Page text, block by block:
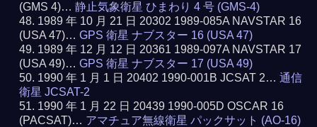
(GMS 4)…静止気象衛星 ひまわり 4 号 (GMS-4)
1989 年 10 月 21 日 20302 1989-085A NAVSTAR 16
(USA 47)…GPS 衛星 ナブスター 16 (USA 47)
1989 年 12 月 12 日 20361 1989-097A NAVSTAR 17
(USA 49)…GPS 衛星 ナブスター 17 (USA 49)
1990 年 1 月 1 日 20402 1990-001B JCSAT 2…通信
衛星 JCSAT-2
1990 年 1 月 22 日 20439 1990-005D OSCAR 16
(PACSAT)… アマチュア無線衛星 パックサット (AO-16)